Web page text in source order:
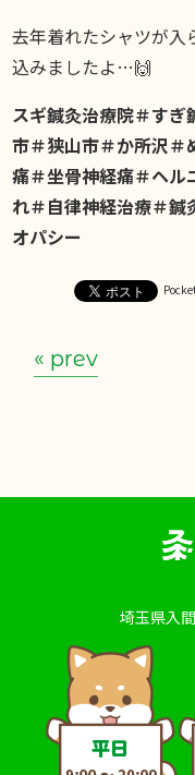
去年着れたシャツが入
込みましたよ…🙌
スギ鍼灸治療院＃す
市＃狭山市＃か所沢＃
痛＃坐骨神経痛＃ヘル
れ＃自律神経治療＃鍼
オパシー
« prev
埼玉県入